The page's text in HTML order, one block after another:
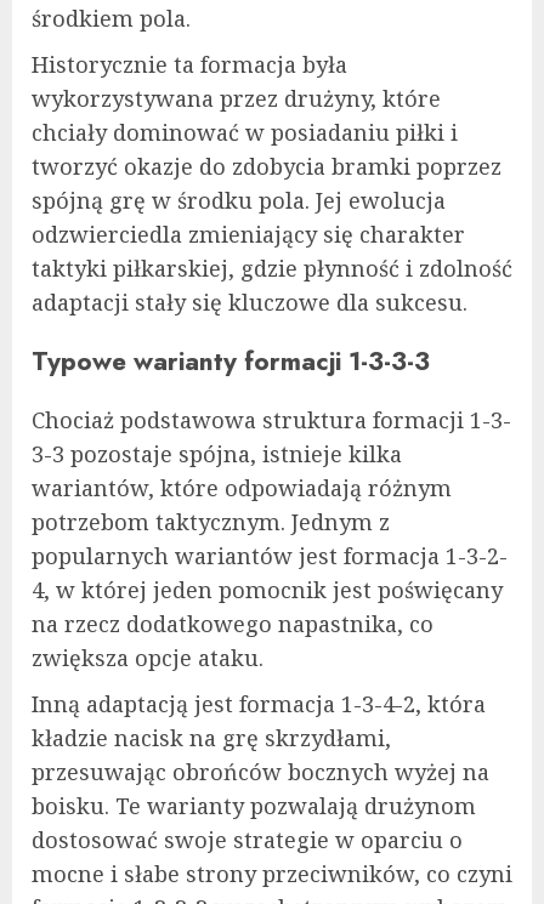
środkiem pola.
Historycznie ta formacja była
wykorzystywana przez drużyny, które
chciały dominować w posiadaniu piłki i
tworzyć okazje do zdobycia bramki poprzez
spójną grę w środku pola. Jej ewolucja
odzwierciedla zmieniający się charakter
taktyki piłkarskiej, gdzie płynność i zdolność
adaptacji stały się kluczowe dla sukcesu.
Typowe warianty formacji 1-3-3-3
Chociaż podstawowa struktura formacji 1-3-
3-3 pozostaje spójna, istnieje kilka
wariantów, które odpowiadają różnym
potrzebom taktycznym. Jednym z
popularnych wariantów jest formacja 1-3-2-
4, w której jeden pomocnik jest poświęcany
na rzecz dodatkowego napastnika, co
zwiększa opcje ataku.
Inną adaptacją jest formacja 1-3-4-2, która
kładzie nacisk na grę skrzydłami,
przesuwając obrońców bocznych wyżej na
boisku. Te warianty pozwalają drużynom
dostosować swoje strategie w oparciu o
mocne i słabe strony przeciwników, co czyni